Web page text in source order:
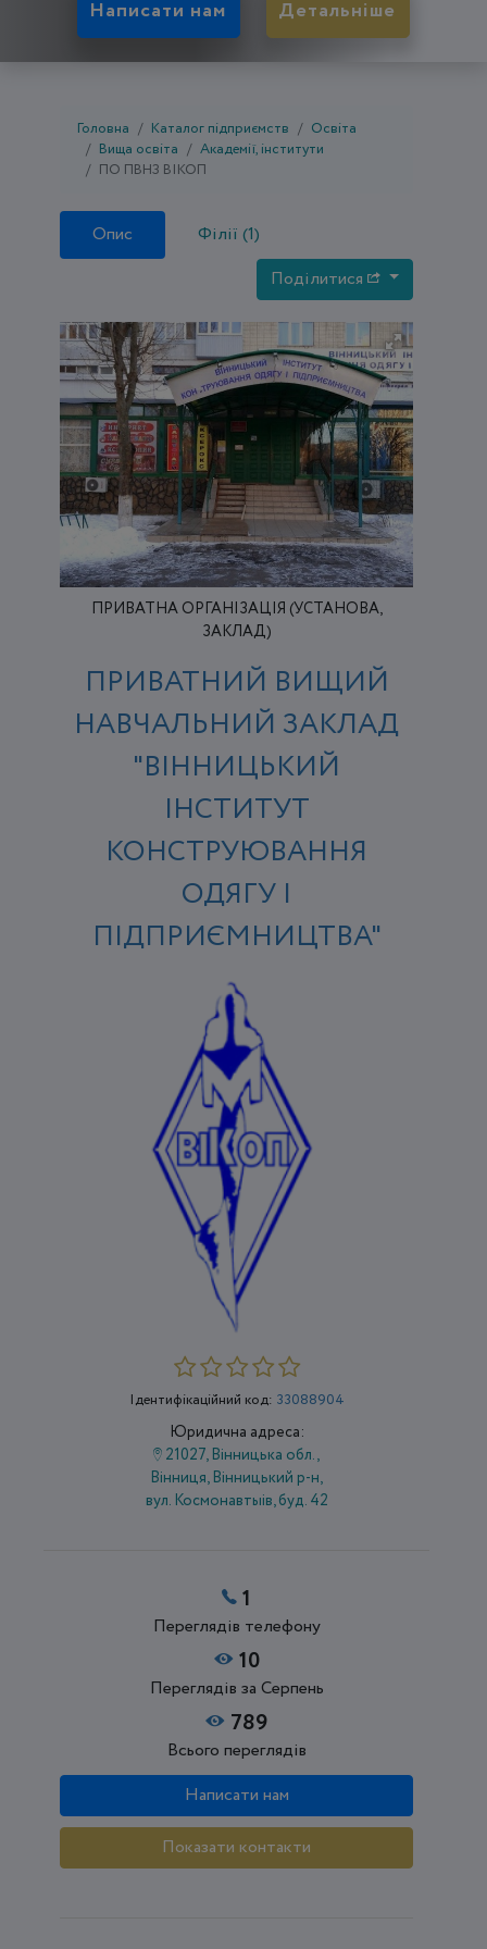
Написати нам Детальніше
Головна Каталог підприємств
Освіта
Вища освіта
Академії, інститути
ПО ПВНЗ ВІКОП
Опис
Філії (1)
Поділитися
ПРИВАТНА ОРГАНІЗАЦІЯ (УСТАНОВА,
ЗАКЛАД)
ПРИВАТНИЙ ВИЩИЙ
НАВЧАЛЬНИЙ ЗАКЛАД
"ВІННИЦЬКИЙ
ІНСТИТУТ
КОНСТРУЮВАННЯ
ОДЯГУ І
ПІДПРИЄМНИЦТВА"
Ідентифікаційний код: 33088904
Юридична адреса:
21027, Вінницька обл.,
Вінниця, Вінницький р-н,
вул. Космонавтыів, буд. 42
1
Переглядів телефону
10
Переглядів за Серпень
789
Всього переглядів
Написати нам
Показати контакти